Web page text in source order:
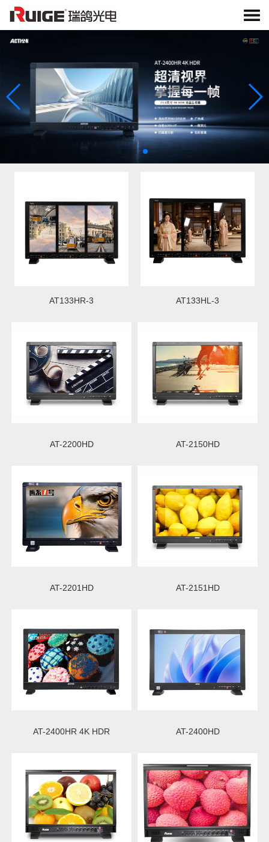
AT133HR-3 AT133HL-3
AT-2200HD AT-2150HD
AT-2201HD AT-2151HD
AT-2400HR 4K HDR AT-2400HD